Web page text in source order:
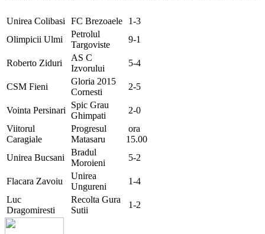
Unirea Colibasi FC Brezoaele
1-3
Olimpicii Ulmi
Petrolul
Targoviste
9-1
Roberto Ziduri
AS C
Izvorului
5-4
CSM Fieni
Gloria 2015
Cornesti
2-5
Vointa Persinari
Spic Grau
Ghimpati
2-0
Viitorul
Caragiale
Progresul
Matasaru
ora
15.00
Unirea Bucsani
Bradul
Moroieni
5-2
Flacara Zavoiu
Unirea
Ungureni
1-4
Luc
Dragomiresti
Recolta Gura
Sutii
1-2